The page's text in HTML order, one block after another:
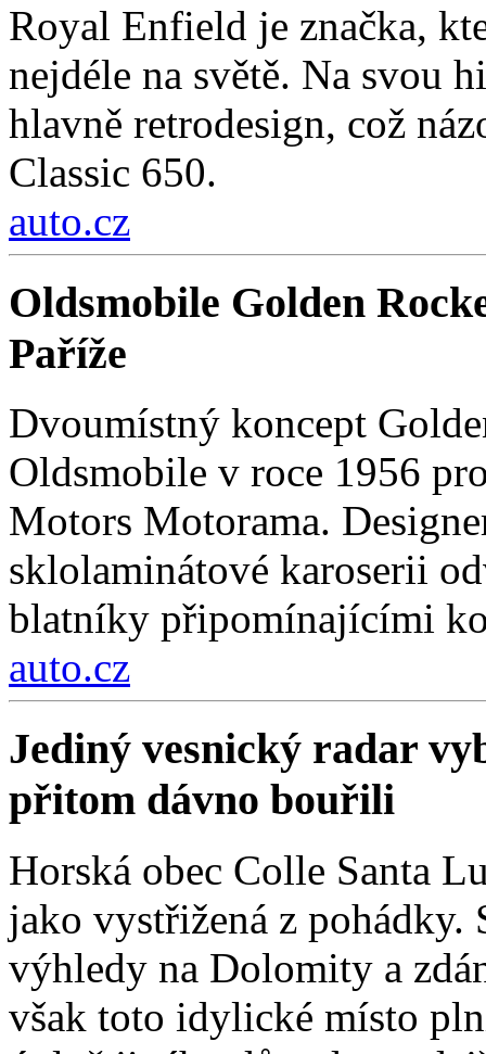
Royal Enfield je značka,
nejdéle na světě. Na svou
hlavně retrodesign, což
Classic 650.
auto.cz
Oldsmobile Golden
Paříže
Dvoumístný koncept
Oldsmobile v roce 1956
Motors Motorama.
sklolaminátové karoserii
blatníky připomínajícími
auto.cz
Jediný vesnický radar
přitom dávno bouřili
Horská obec Colle Santa
jako vystřižená z pohádky.
výhledy na Dolomity a
však toto idylické místo